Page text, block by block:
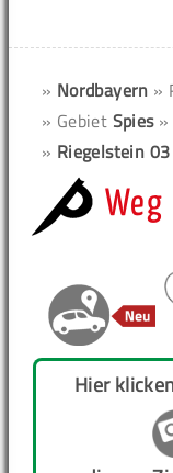
» Nordbayern »
» Gebiet Spies »
» Riegelstein
Hier